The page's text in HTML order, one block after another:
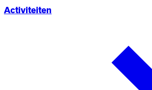
Activiteiten